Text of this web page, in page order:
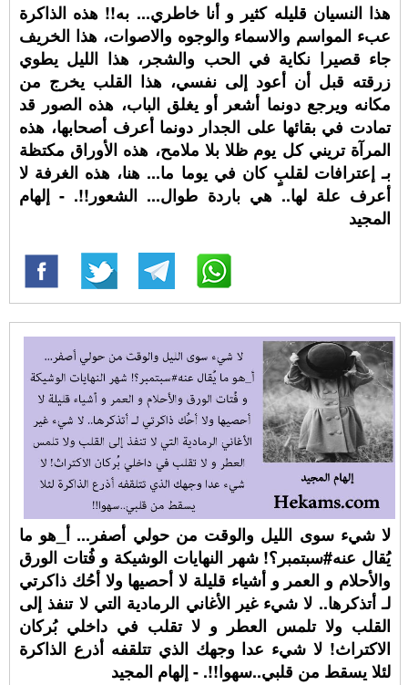
هذا النسيان قليله كثير و أنا خاطري... به!! هذه الذاكرة
عبء المواسم والاسماء والوجوه والاصوات، هذا الخريف
جاء قصيرا نكاية في الحب والشجر، هذا الليل يطوي
زرقته قبل أن أعود إلى نفسي، هذا القلب يخرج من
مكانه ويرجع دونما أشعر أو يغلق الباب، هذه الصور قد
تمادت في بقائها على الجدار دونما أعرف أصحابها، هذه
المرآة تريني كل يوم ظلا بلا ملامح، هذه الأوراق مكتظة
بـ إعترافات لقلبٍ كان في يوما ما... هنا، هذه الغرفة لا
أعرف علة لها.. هي باردة طوال... الشعور!!. - إلهام
المجيد
لا شيء سوى الليل والوقت من حولي أصفر... أ_هو ما
يُقال عنه#سبتمبر؟! شهر النهايات الوشيكة و فُتات الورق
والأحلام و العمر و أشياء قليلة لا أحصيها ولا أحُك ذاكرتي
لـ أتذكرها.. لا شيء غير الأغاني الرمادية التي لا تنفذ إلى
القلب ولا تلمس العطر و لا تقلب في داخلي بُركان
الاكتراث! لا شيء عدا وجهك الذي تتلقفه أذرع الذاكرة
لئلا يسقط من قلبي..سهوا!!. - إلهام المجيد